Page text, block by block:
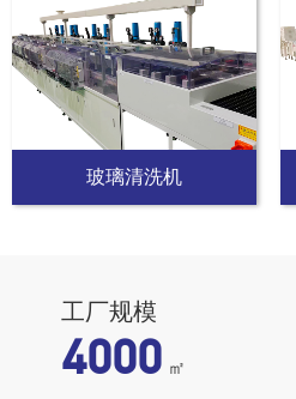
玻璃清洗机
工厂规模
4000 ㎡